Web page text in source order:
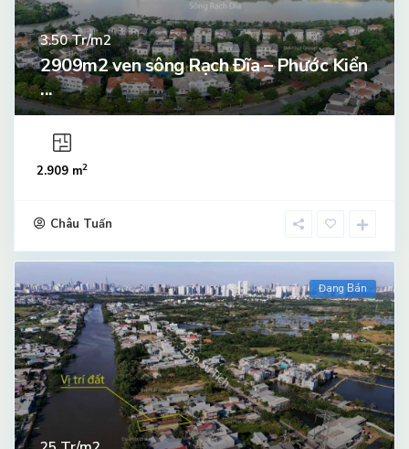
3.50Tr/m2
2909m2 ven sông Rạch Đĩa – Phước Kiển
...
2.909 m2
Châu Tuấn
Đang Bán